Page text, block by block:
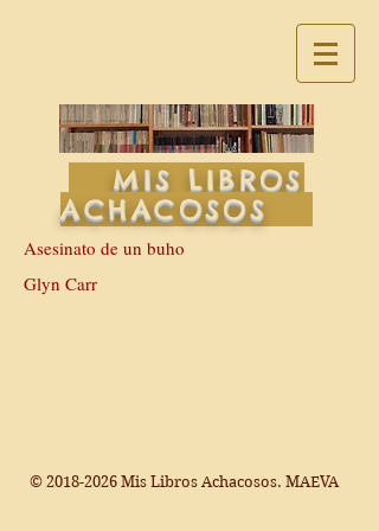
MIS LIBROS
ACHACOSOS
Asesinato de un buho
Glyn Carr
© 2018-2026 Mis Libros Achacosos. MAEVA